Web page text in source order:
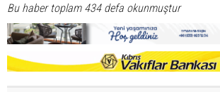
Bu haber toplam 434 defa okunmuştur